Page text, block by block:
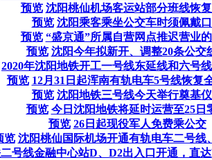
预览 沈阳桃仙机场客运站部分班线恢
预览 沈阳乘客乘坐公交车时须佩戴
预览 “盛京通”所属自营网点推迟营业
预览 沈阳今年拟新开、调整20条公交
2020年沈阳地铁开工一号线东延线和六号线
预览 12月31日起浑南有轨电车5号线恢复
预览 沈阳地铁三号线今天举行奠基
预览 今日沈阳地铁将延时运营至25日
预览 26日起现役军人免费乘公交
览 沈阳桃仙国际机场开通有轨电车二号线
号线金融中心站D、D2出入口开通，直